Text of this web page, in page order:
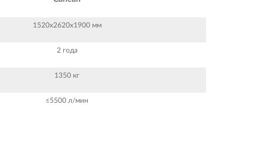
1520х2620х1900 мм
2 года
1350 кг
≤5500 л/мин